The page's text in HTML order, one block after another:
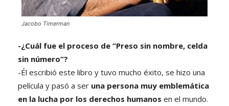
Jacobo Timerman
-¿Cuál fue el proceso de “Preso sin nombre, celda
sin número”?
-Él escribió este libro y tuvo mucho éxito, se hizo una
película y pasó a ser una persona muy emblemática
en la lucha por los derechos humanos en el mundo.